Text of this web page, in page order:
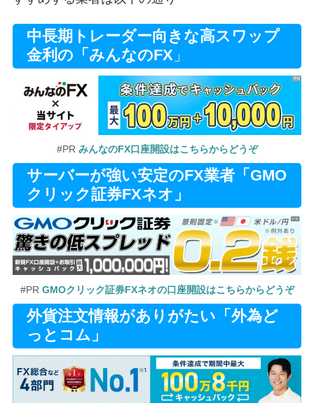
中長期トレーダー向きな高スワップ
金利の「みんなのFX」
#PR みんなのFX口座開設はこちらからどうぞ
サーバーが強い安定のFX業者「GMO
クリック証券FXネオ」
#PR GMOクリック証券FXネオの口座開設はこちらからどうぞ
外貨注文情報がありがたい「外為ど
っとコム」